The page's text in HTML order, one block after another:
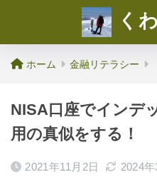
く
ホーム 金融リテラシー
NISA口座でインデ
用の真似をする！
2021年11月2日 2024年